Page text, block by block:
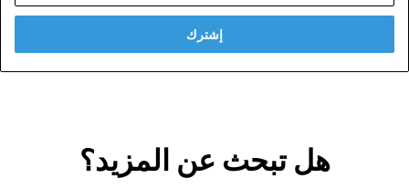
الإلكتروني
هل تبحث عن المزيد؟